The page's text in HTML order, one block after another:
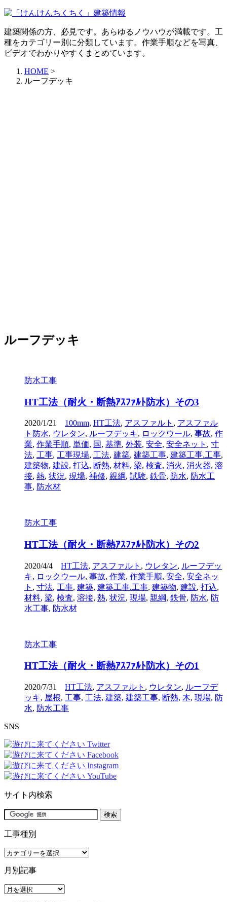
建築関係の方、必見です。あらゆるノウハウが満載です。工
種をカテゴリー別に分類しています。作業手順などを写真、
ビデオでわかりやすくまとめています。
HOME >
ルーフデッキ
ルーフデッキ
防水工事
HT工法（耐火・断熱ｱｽﾌｧﾙﾄ防水）その3
2020/1/21 100mm, HT工法, アスファルト , アスファル
ト防水, ウレタン, ルーフデッキ, ロックウール, 事故, 作
業, 作業手順, 単価, 国, 基準, 外装, 安全, 安全ネット , 寸
法, 工事, 工事現場, 工法, 建築, 建築工事, 建築工事.工事,
建築物, 建設, 打込, 断熱, 材料, 梁, 検査, 消火, 消火器, 溶
接, 熱, 状況, 現場, 補修, 親綱, 試験, 鉄骨, 防水, 防水工
事, 防水材
防水工事
HT工法（耐火・断熱ｱｽﾌｧﾙﾄ防水）その2
2020/4/4 HT工法, アスファルト , ウレタン, ルーフデッ
キ, ロックウール, 事故, 作業, 作業手順, 安全, 安全ネッ
ト , 寸法, 工事, 建築, 建築工事.工事, 建築物, 建設, 打込,
材料, 梁, 検査, 溶接, 熱, 状況, 現場, 親綱, 鉄骨, 防水, 防
水工事, 防水材
防水工事
HT工法（耐火・断熱ｱｽﾌｧﾙﾄ防水）その1
2020/7/31 HT工法, アスファルト , ウレタン, ルーフデ
ッキ, 屋根, 工事, 工法, 建築, 建築工事, 断熱, 木, 現場, 防
水, 防水工事
SNS
サイト内検索
工事種別
工
種
別
月別記事
月